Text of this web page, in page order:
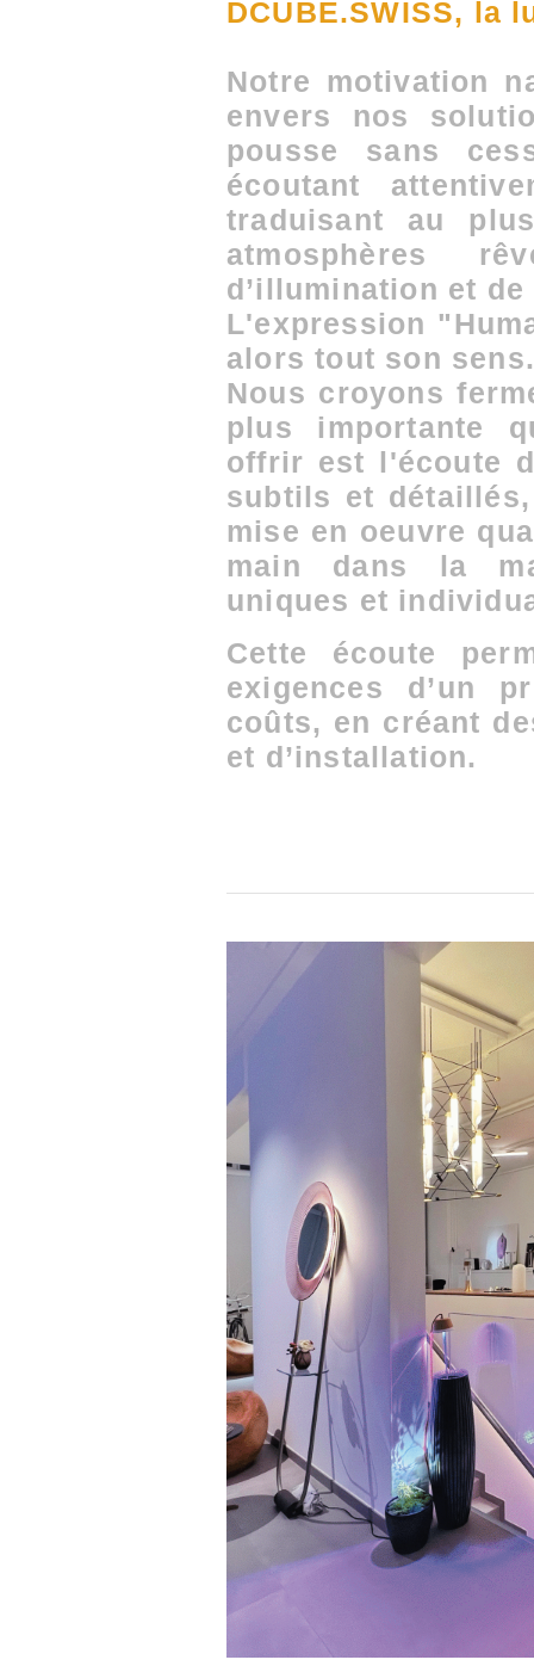
DCUBE.SWISS, la
Notre motivation
envers nos
pousse sans
écoutant
traduisant au
atmosphères
d’illumination et
L'expression
alors tout son sens.
Nous croyons
plus importante
offrir est l'écoute
subtils et
mise en oeuvre
main dans la
uniques et
Cette écoute
exigences d’un
coûts, en créant
et d’installation.